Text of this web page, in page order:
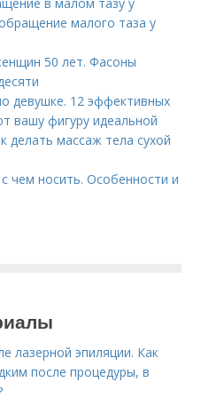
малого таза у
50 лет. Фасоны
девушке. 12 эффективных
вашу фигуру идеальной
делать массаж тела сухой
чем носить. Особенности и
лазерной эпиляции. Как
после процедуры, в